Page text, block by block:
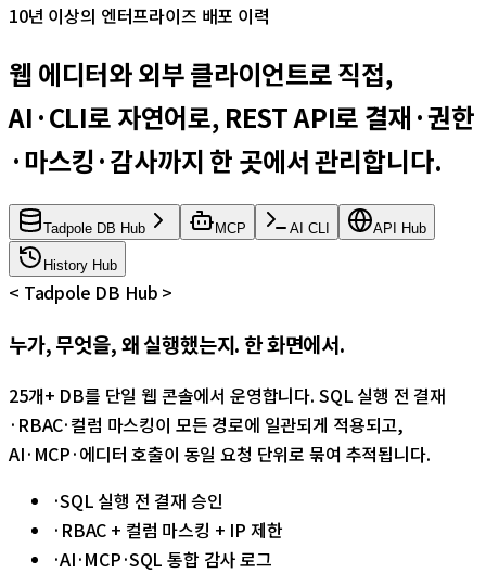
10년 이상의 엔터프라이즈 배포 이력
웹 에디터와 외부 클라이언트로 직접,
AI·CLI로 자연어로, REST API로 결재·권한
·마스킹·감사까지 한 곳에서 관리합니다.
Tadpole DB Hub MCP AI CLI API Hub
History Hub
< Tadpole DB Hub >
누가, 무엇을, 왜 실행했는지. 한 화면에서.
25개+ DB를 단일 웹 콘솔에서 운영합니다. SQL 실행 전 결재
·RBAC·컬럼 마스킹이 모든 경로에 일관되게 적용되고,
AI·MCP·에디터 호출이 동일 요청 단위로 묶여 추적됩니다.
·SQL 실행 전 결재 승인
· RBAC + 컬럼 마스킹 + IP 제한
·AI·MCP·SQL 통합 감사 로그